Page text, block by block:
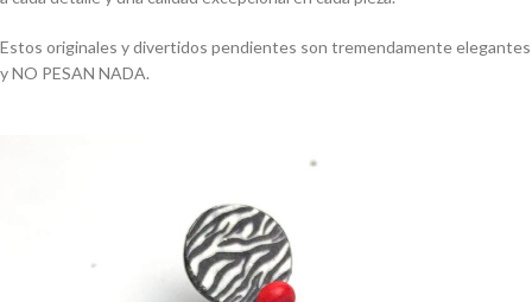
Estos originales y divertidos pendientes son tremendamente elegantes
y NO PESAN NADA.